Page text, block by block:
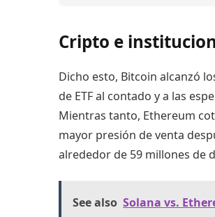
Cripto e
Dicho esto, Bitcoin alcanzó
de ETF al contado y a las
Mientras tanto, Ethereum
mayor presión de venta
alrededor de 59 millones de
See also Solana vs.